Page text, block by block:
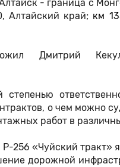
- граница с
Алтайский край; км
Дмитрий
степенью
о чем можно
работ в
256 «Чуйский
дорожной